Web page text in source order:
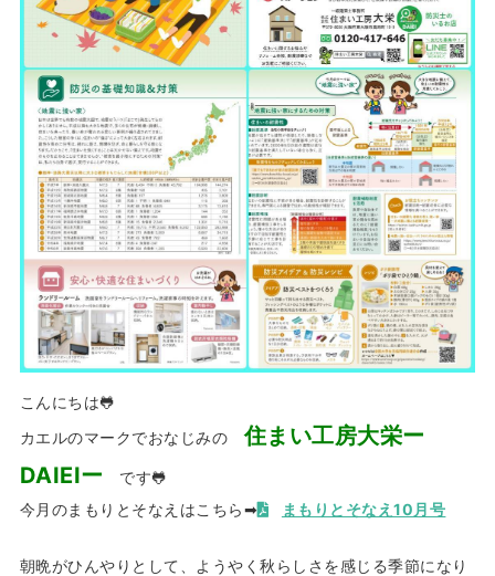
こんにちは🐸
カエルのマークでおなじみの住まい工房大栄ー
DAIEIー
です🐸
今月のまもりとそなえはこちら➡
まもりとそなえ10月号
朝晩がひんやりとして、ようやく秋らしさを感じる季節になり